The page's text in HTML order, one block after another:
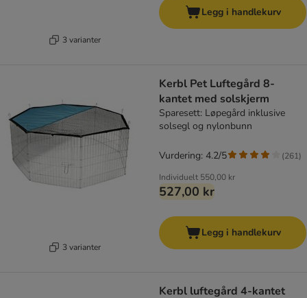
3 varianter
Legg i handlekurv
3 varianter
Kerbl Pet Luftegård 8-
kantet med solskjerm
Sparesett: Løpegård inklusive
solsegl og nylonbunn
Individuelt 550,00 kr
527,00 kr
Vurdering: 4.2/5 (261)
Legg i handlekurv
Kerbl luftegård 4-kantet